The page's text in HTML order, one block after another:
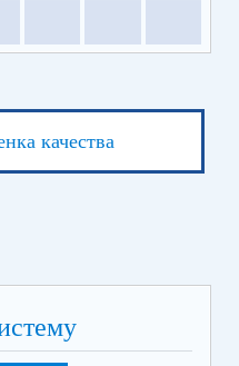
качества